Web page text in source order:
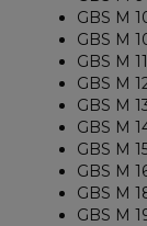
GBS M
GBS M
GBS M
GBS M
GBS M
GBS M
GBS M
GBS M
GBS M
GBS M